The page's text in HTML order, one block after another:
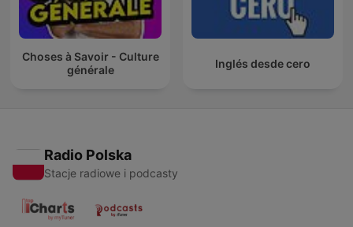
Choses à Savoir - Culture
générale
Inglés desde cero
Radio Polska
Stacje radiowe i podcasty